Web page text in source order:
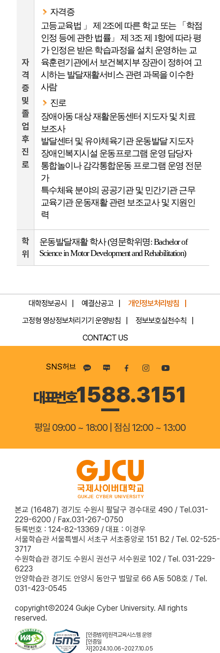
자
격
증
및
졸
업
후
진
로
자격증
고등교육법 」 제 2조에 따른 학교 또는 「학점
인정 등에 관한 법률」 제 3조 제 1항에 따라 평
가 인정은 받은 학습과정을 설치 운영하는 교
육훈련기관에서 보건복지부 장관이 정하여 고
시하는 발달재활서비스 관련 과목을 이수한
사람
진로
장애아동 대상 재활운동센터 지도자 및 치료
보조사
발달센터 및 유아체육기관 운동발달 지도자
장애인복지시설 운동프로그램 운영 담당자
통합놀이나 감각통합운동 프로그램 운영 전문
가
특수체육 분야의 공공기관 및 민간기관 근무
교육기관 운동재활 관련 보조교사 및 지원인
력
학
위
운동발달재활 학사 (영문학위명: Bachelor of
Science in Motor Development and Rehabilitation)
대학정보공시 예결산공고
개인정보처리방침
고정형 영상정보처리기기 운영방침
정보보호실천수칙
CONTACT US
SNS허브
본교 (16487) 경기도 수원시 팔달구 경수대로 490 / Tel.031-
229-6200 / Fax.031-267-0750
등록번호 : 124-82-13369 / 대표 : 이경우
서울학습관 서울특별시 서초구 서초중앙로 151 B2 / Tel. 02-525-
3717
수원학습관 경기도 수원시 권선구 서수원로 102 / Tel. 031-229-
6223
안양학습관 경기도 안양시 동안구 벌말로 66 A동 508호 / Tel.
031-423-0545
copyrightⒸ2024 Gukje Cyber University. All rights
reserved.
[인증범위]원격교육시스템 운영
[인증일
자]2024.10.06~2027.10.05
대표번호1588.3151
평일 09:00 ~ 18:00 | 점심 12:00 ~ 13:00